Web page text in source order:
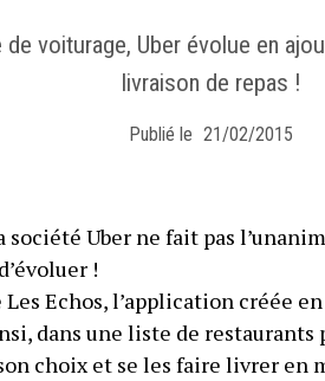
voiturage, Uber évolue en
livraison de repas !
Publié le 21/02/2015
société Uber ne fait pas
!
Echos, l’application créée
dans une liste de
choix et se les faire livrer en